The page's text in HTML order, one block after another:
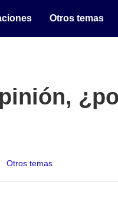
Otros temas
Otros temas